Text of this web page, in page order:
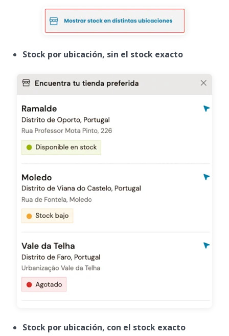
Stock por ubicación, sin el stock exacto
Stock por ubicación, con el stock exacto